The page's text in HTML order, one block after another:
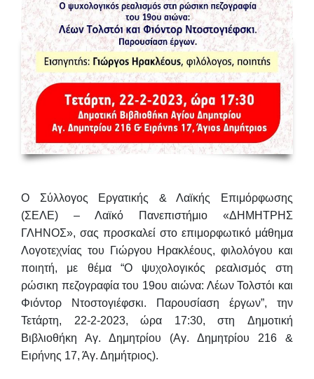
Ο Σύλλογος Εργατικής & Λαϊκής Επιμόρφωσης
(ΣΕΛΕ) – Λαϊκό Πανεπιστήμιο «ΔΗΜΗΤΡΗΣ
ΓΛΗΝΟΣ», σας προσκαλεί στο επιμορφωτικό μάθημα
Λογοτεχνίας του
Γιώργου Ηρακλέους, φιλολόγου και
ποιητή, με θέμα “Ο ψυχολογικός ρεαλισμός στη
ρώσικη πεζογραφία του 19ου αιώνα: Λέων Τολστόι και
Φιόντορ Ντοστογιέφσκι. Παρουσίαση έργων”, την
Τετάρτη, 22-2-2023,ώρα 17:30, στηΔημοτική
Βιβλιοθήκη Αγ. Δημητρίου (Αγ. Δημητρίου 216 &
Ειρήνης 17, Άγ. Δημήτριος).